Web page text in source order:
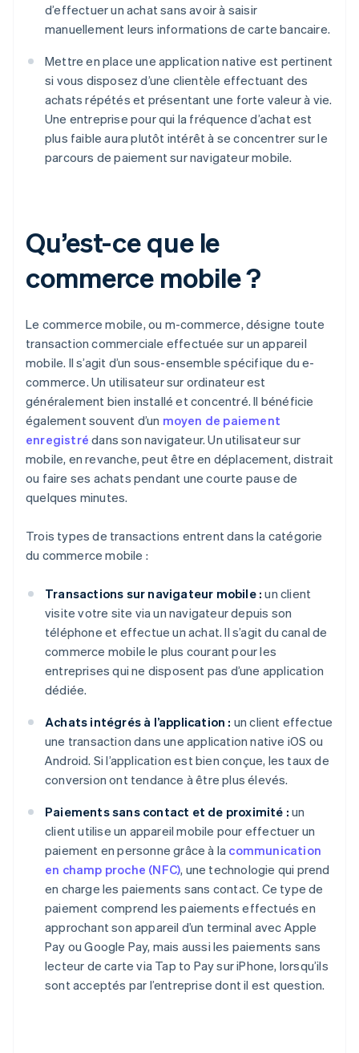
d’effectuer un achat sans avoir à saisir
manuellement leurs informations de carte bancaire.
Mettre en place une application native est pertinent
si vous disposez d’une clientèle effectuant des
achats répétés et présentant une forte valeur à vie.
Une entreprise pour qui la fréquence d’achat est
plus faible aura plutôt intérêt à se concentrer sur le
parcours de paiement sur navigateur mobile.
Qu’est-ce que le
commerce mobile ?
Le commerce mobile, ou m-commerce, désigne toute
transaction commerciale effectuée sur un appareil
mobile. Il s’agit d’un sous-ensemble spécifique du e-
commerce. Un utilisateur sur ordinateur est
généralement bien installé et concentré. Il bénéficie
également souvent d’un moyen de paiement
enregistré dans son navigateur. Un utilisateur sur
mobile, en revanche, peut être en déplacement, distrait
ou faire ses achats pendant une courte pause de
quelques minutes.
Trois types de transactions entrent dans la catégorie
du commerce mobile :
Transactions sur navigateur mobile : un client
visite votre site via un navigateur depuis son
téléphone et effectue un achat. Il s’agit du canal de
commerce mobile le plus courant pour les
entreprises qui ne disposent pas d’une application
dédiée.
Achats intégrés à l’application : un client effectue
une transaction dans une application native iOS ou
Android. Si l’application est bien conçue, les taux de
conversion ont tendance à être plus élevés.
Paiements sans contact et de proximité : un
client utilise un appareil mobile pour effectuer un
paiement en personne grâce à la communication
en champ proche (NFC), une technologie qui prend
en charge les paiements sans contact. Ce type de
paiement comprend les paiements effectués en
approchant son appareil d’un terminal avec Apple
Pay ou Google Pay, mais aussi les paiements sans
lecteur de carte via Tap to Pay sur iPhone, lorsqu’ils
sont acceptés par l’entreprise dont il est question.